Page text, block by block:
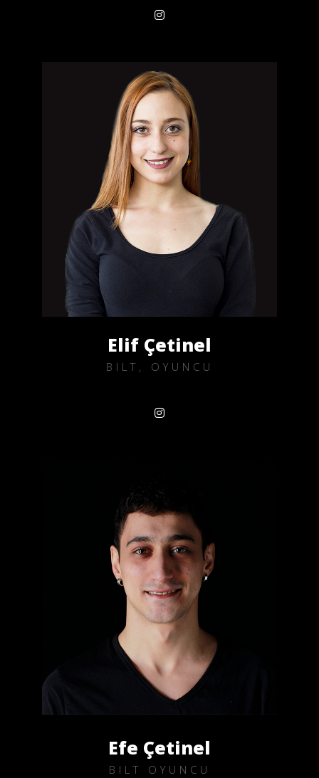
Elif Çetinel
BILT, OYUNCU
Efe Çetinel
BILT OYUNCU